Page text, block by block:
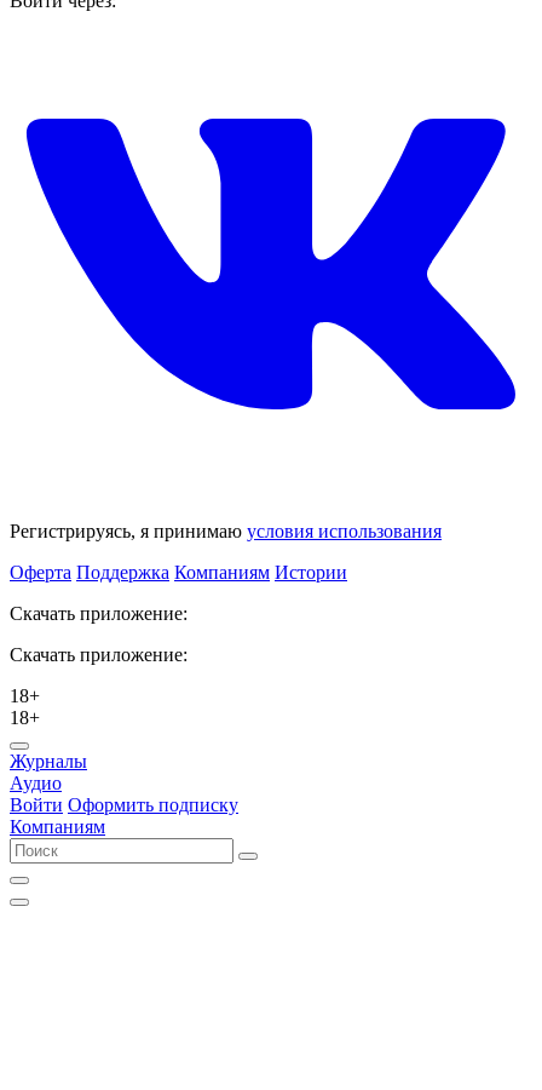
Регистрируясь, я принимаю условия использования
Оферта Поддержка Компаниям Истории
Скачать приложение:
Скачать приложение:
18+
18+
Журналы
Аудио
Войти Оформить подписку
Компаниям